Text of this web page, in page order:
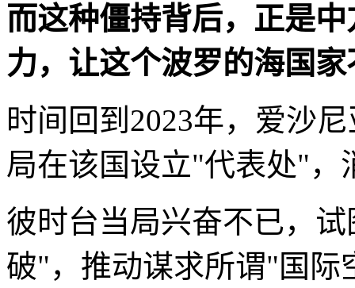
而这种僵持背后，正是
力，让这个波罗的海国
时间回到2023年，爱沙
局在该国设立"代表处"，
彼时台当局兴奋不已，
破"，推动谋求所谓"国际